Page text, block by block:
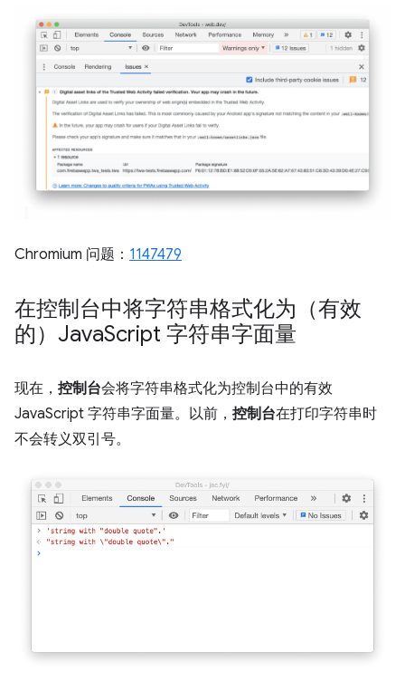
Chromium 问题： 1147479
在控制台中将字符串格式化为（有效
的）JavaScript 字符串字面量
现在， 控制台会将字符串格式化为控制台中的有效
JavaScript 字符串字面量。以前， 控制台在打印字符串时
不会转义双引号。